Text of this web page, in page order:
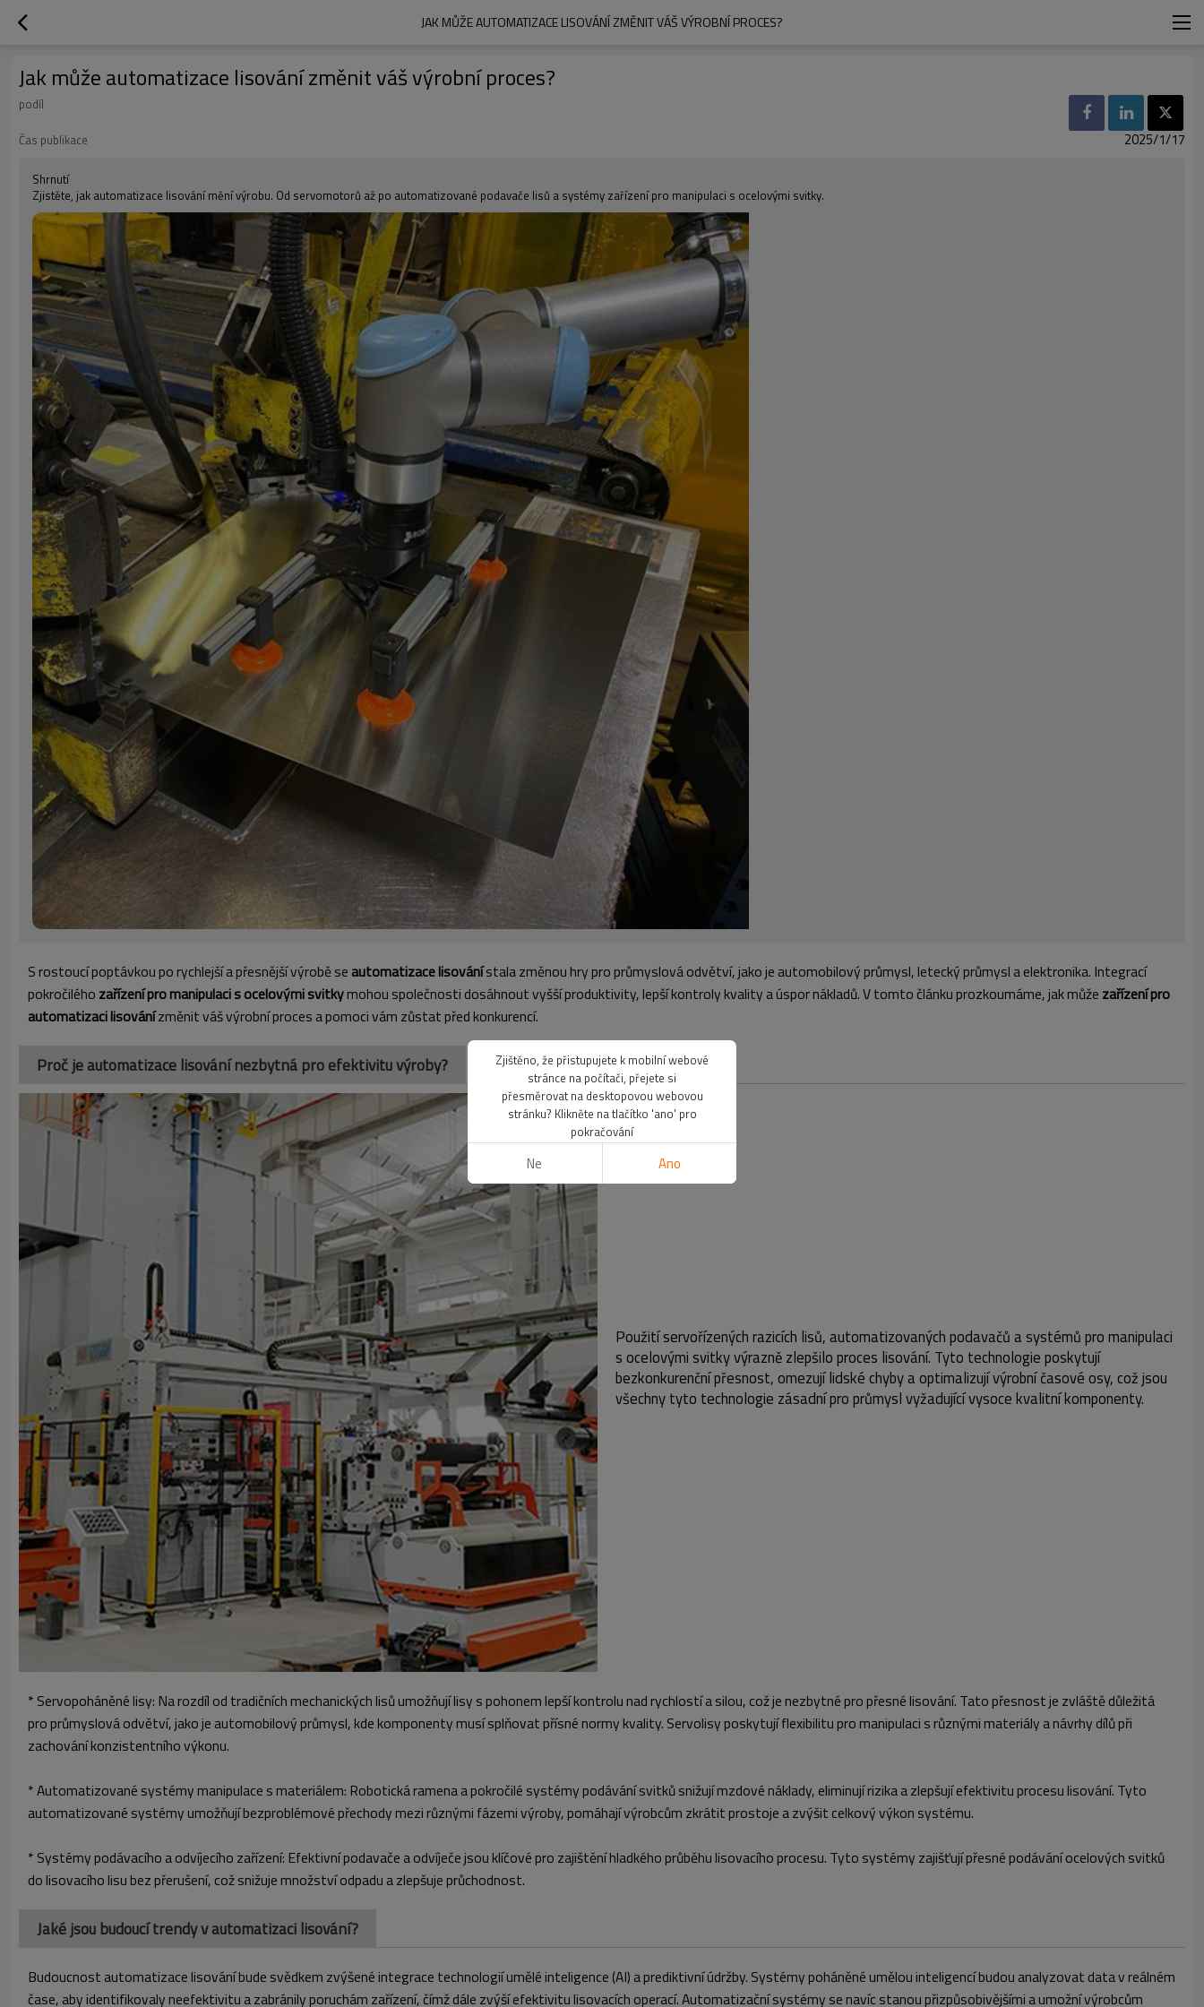
JAK MŮŽE AUTOMATIZACE LISOVÁNÍ ZMĚNIT VÁŠ VÝROBNÍ PROCES?
Jak může automatizace lisování změnit váš výrobní proces?
podíl
Čas publikace
2025/1/17
Shrnutí
Zjistěte, jak automatizace lisování mění výrobu. Od servomotorů až po automatizované podavače lisů a systémy zařízení pro manipulaci s ocelovými svitky.
S rostoucí poptávkou po rychlejší a přesnější výrobě se automatizace lisovánístala změnou hry pro průmyslová odvětví, jako je automobilový průmysl, letecký průmysl a elektronika. Integrací
pokročilého zařízení pro manipulaci s ocelovými svitkymohou společnosti dosáhnout vyšší produktivity, lepší kontroly kvality a úspor nákladů. V tomto článku prozkoumáme, jak může zařízenípro
automatizaci lisovánízměnit váš výrobní proces a pomoci vám zůstat před konkurencí.
Proč je automatizace lisování nezbytná pro efektivitu výroby?
Použití servořízených razicích lisů, automatizovaných podavačů a systémů pro manipulaci
s ocelovými svitky výrazně zlepšilo proces lisování. Tyto technologie poskytují
bezkonkurenční přesnost, omezují lidské chyby a optimalizují výrobní časové osy, což jsou
všechny tyto technologie zásadní pro průmysl vyžadující vysoce kvalitní komponenty.
* Servopoháněné lisy: Na rozdíl od tradičních mechanických lisů umožňují lisy s pohonem lepší kontrolu nad rychlostí a silou, což je nezbytné pro přesné lisování. Tato přesnost je zvláště důležitá
pro průmyslová odvětví, jako je automobilový průmysl, kde komponenty musí splňovat přísné normy kvality. Servolisy poskytují flexibilitu pro manipulaci s různými materiály a návrhy dílů při
zachování konzistentního výkonu.
* Automatizované systémy manipulace s materiálem: Robotická ramena a pokročilé systémy podávání svitků snižují mzdové náklady, eliminují rizika a zlepšují efektivitu procesu lisování. Tyto
automatizované systémy umožňují bezproblémové přechody mezi různými fázemi výroby, pomáhají výrobcům zkrátit prostoje a zvýšit celkový výkon systému.
* Systémy podávacího a odvíjecího zařízení: Efektivní podavače a odvíječe jsou klíčové pro zajištění hladkého průběhu lisovacího procesu. Tyto systémy zajišťují přesné podávání ocelových svitků
do lisovacího lisu bez přerušení, což snižuje množství odpadu a zlepšuje průchodnost.
Jaké jsou budoucí trendy v automatizaci lisování?
Budoucnost automatizace lisování bude svědkem zvýšené integrace technologií umělé inteligence (AI) a prediktivní údržby. Systémy poháněné umělou inteligencí budou analyzovat data v reálném
čase, aby identifikovaly neefektivitu a zabránily poruchám zařízení, čímž dále zvýší efektivitu lisovacích operací. Automatizační systémy se navíc stanou přizpůsobivějšími a umožní výrobcům
Zjištěno, že přistupujete k mobilní webové
stránce na počítači, přejete si
přesměrovat na desktopovou webovou
stránku? Klikněte na tlačítko 'ano' pro
pokračování
Ne Ano